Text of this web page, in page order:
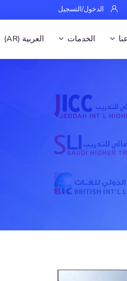
الدخول/التسجيل
العربية ‎(AR)‎ الخدمات